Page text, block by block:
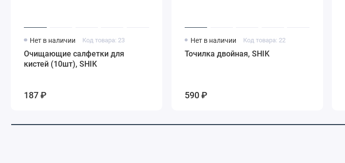
Нет в наличии Код товара: 23
Очищающие салфетки для
кистей (10шт), SHIK
187 ₽
Нет в наличии Код товара: 22
Точилка двойная, SHIK
590 ₽